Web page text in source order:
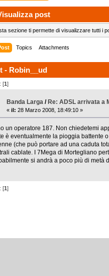
post
sezione ti permette di visualizzare tutti i
Topics Attachments
- Robin__ud
[1]
Banda Larga / Re: ADSL arrivata a
«il: 28 Marzo 2008, 18:49:10 »
un operatore 187. Non chiedetemi
è eventualmente la pioggia battente
(che può portare ad una caduta
cablate. I 7Mega di Mortegliano
si andrà a poco più di metà
[1]